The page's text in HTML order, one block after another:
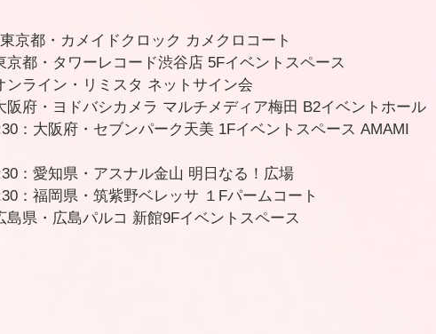
京都・カメイドクロック カメクロコート
京都・タワーレコード渋谷店 5Fイベントスペース
ンライン・リミスタ ネットサイン会
阪府・ヨドバシカメラ マルチメディア梅田 B2イベントホール
：大阪府・セブンパーク天美 1Fイベントスペース AMAMI
：愛知県・アスナル金山 明日なる！広場
：福岡県・筑紫野ベレッサ １Fパームコート
島県・広島パルコ 新館9Fイベントスペース